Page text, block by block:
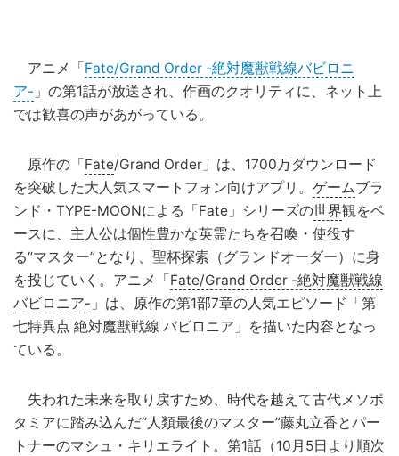
アニメ「Fate/Grand Order -絶対魔獣戦線バビロニ
ア- 」の第1話が放送され、作画のクオリティに、ネット上
では歓喜の声があがっている。
原作の「Fate/Grand Order」は、1700万ダウンロード
を突破した大人気スマートフォン向けアプリ。 ゲームブラ
ンド・TYPE-MOONによる「Fate」シリーズの世界観をベ
ースに、主人公は個性豊かな英霊たちを召喚・使役す
る“マスター”となり、聖杯探索（グランドオーダー）に身
を投じていく。アニメ「Fate/Grand Order -絶対魔獣戦線
バビロニア- 」は、原作の第1部7章の人気エピソード「第
七特異点 絶対魔獣戦線 バビロニア」を描いた内容となっ
ている。
失われた未来を取り戻すため、時代を越えて古代メソポ
タミアに踏み込んだ“人類最後のマスター”藤丸立香とパー
トナーのマシュ・キリエライト。第1話（10月5日より順次